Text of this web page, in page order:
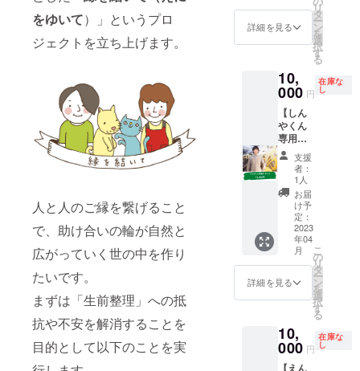
をゆいて）」というプロ
ジェクトを立ち上げます。
人と人のご縁を繋げること
で、助け合いの輪が自然と
広がっていく世の中を作り
たいです。
まずは「生前整理」への抵
抗や不安を解消することを
目的として以下のことを実
になり
※Faceb
ookアカ
ちでな
い方の
ご対応
は致し
かねま
すので
予めご
了承く
ださ
い。 ※
オンラ
インサ
ロンの
参加権
利が不
方は、
お手数
ります
が備考
欄に
「応援
①19:00
〜20:00
②21:00
③23:00
〜24:00
※①〜③
の中か
らご都
合の良
い時間
をお選
びくだ
さいま
せ。
援をし
ていた
す。 ご
支援し
てくだ
さった
方には
いつ、
どこ
の、ど
なたの
サービ
スに充
てさせ
ていた
だいた
かのご
メール
を送ら
ます。
利用者
さまの
額は2万
円まで
す。 お
じい
ちゃ
んっ子
だった
よー！
！とい
う方は
こちら
にご支
援をし
ていた
だけた
ら嬉し
いで
す。 ご
支援し
いつ、
どこ
の、ど
いちゃ
ん専用
のリ
ターン
さい
ちゃん
のご用
命をお
聞き
し、全
うしま
す！ ご
用命期
限：
2023年
4月1
日〜
2024年
4月1日
ご用命
回数：1
の方の
ご支援
はご遠
詳細を見る
リ
タ
ー
ン
を
選
択
す
る
10,
000 円
在庫な
し
【しん
やくん
専用リ
ター
ン】
SNS
マーケ
ティン
グ会社
の運営
CAMPF
IREの認
定パー
トナー
をされ
しんや
くん専
用のリ
支援
者：
1人
お届
け予
定：
2023
年04
月
詳細を見る
こ
の
リ
タ
ー
ン
を
選
択
す
る
10,
000 円
在庫な
し
【えん